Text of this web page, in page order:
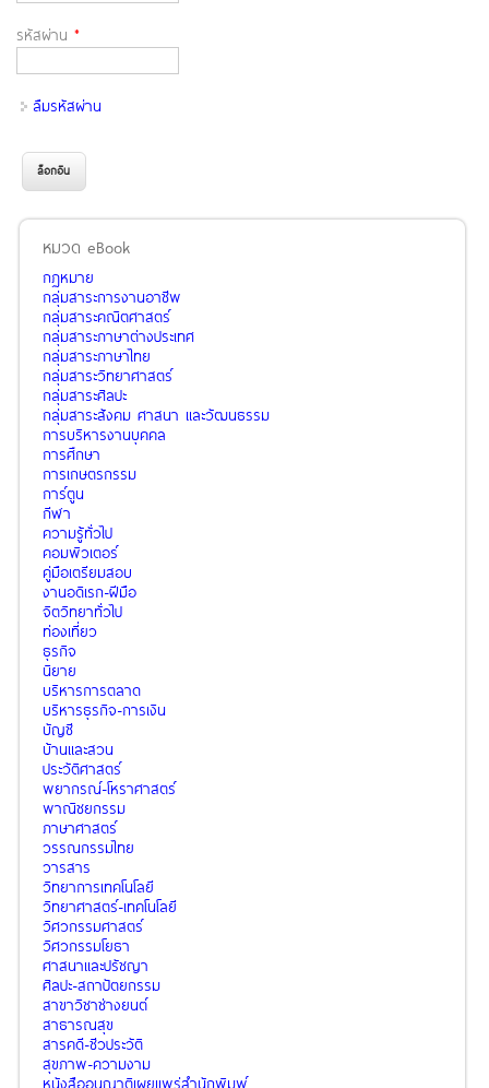
รหัสผ่าน *
ลืมรหัสผ่าน
หมวด eBook
กฏหมาย
กลุ่มสาระการงานอาชีพ
กลุ่มสาระคณิตศาสตร์
กลุ่มสาระภาษาต่างประเทศ
กลุ่มสาระภาษาไทย
กลุ่มสาระวิทยาศาสตร์
กลุ่มสาระศิลปะ
กลุ่มสาระสังคม ศาสนา และวัฒนธรรม
การบริหารงานบุคคล
การศึกษา
การเกษตรกรรม
การ์ตูน
กีฬา
ความรู้ทั่วไป
คอมพิวเตอร์
คู่มือเตรียมสอบ
งานอดิเรก-ฝีมือ
จิตวิทยาทั่วไป
ท่องเที่ยว
ธุรกิจ
นิยาย
บริหารการตลาด
บริหารธุรกิจ-การเงิน
บัญชี
บ้านและสวน
ประวัติศาสตร์
พยากรณ์-โหราศาสตร์
พาณิชยกรรม
ภาษาศาสตร์
วรรณกรรมไทย
วารสาร
วิทยาการเทคโนโลยี
วิทยาศาสตร์-เทคโนโลยี
วิศวกรรมศาสตร์
วิศวกรรมโยธา
ศาสนาและปรัชญา
ศิลปะ-สถาปัตยกรรม
สาขาวิชาช่างยนต์
สาธารณสุข
สารคดี-ชีวประวัติ
สุขภาพ-ความงาม
หนังสืออนุญาติเผยแพร่สำนักพิมพ์